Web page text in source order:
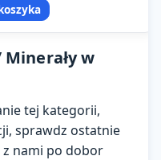
w
tej kategorii,
sprawdz ostatnie
nami po dobor